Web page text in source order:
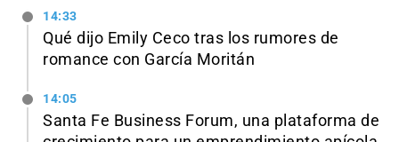
14:33
Qué dijo Emily Ceco tras los rumores de
romance con García Moritán
14:05
Santa Fe Business Forum, una plataforma de